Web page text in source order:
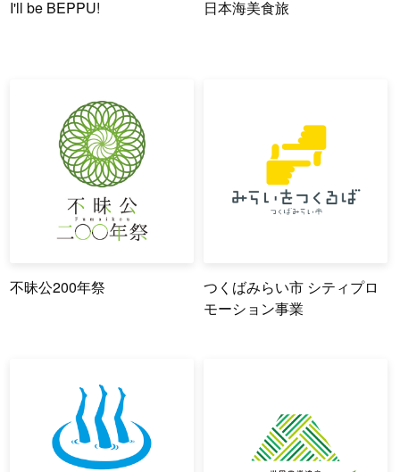
I'll be BEPPU! 日本海美食旅
不昧公200年祭
つくばみらい市 シティプロ
モーション事業